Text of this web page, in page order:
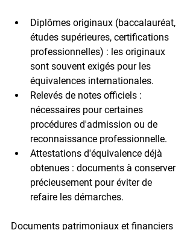
Diplômes originaux (baccalauréat,
études supérieures, certifications
professionnelles) : les originaux
sont souvent exigés pour les
équivalences internationales.
Relevés de notes officiels :
nécessaires pour certaines
procédures d'admission ou de
reconnaissance professionnelle.
Attestations d'équivalence déjà
obtenues : documents à conserver
précieusement pour éviter de
refaire les démarches.
Documents patrimoniaux et financiers